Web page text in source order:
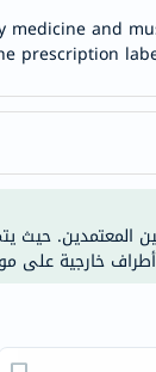
and
prescription
المعتمدين.
خارجية على